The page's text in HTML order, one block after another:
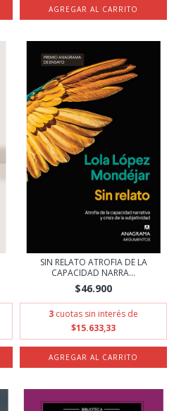
SIN RELATO ATROFIA DE LA
CAPACIDAD NARRA...
$46.900
3 cuotas sin interés de
$15.633,33